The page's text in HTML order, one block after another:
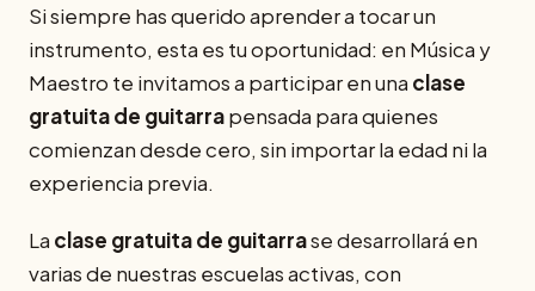
Si siempre has querido aprender a tocar un
instrumento, esta es tu oportunidad: en Música y
Maestro te invitamos a participar en una clase
gratuita de guitarrapensada para quienes
comienzan desde cero, sin importar la edad ni la
experiencia previa.
La clase gratuita de guitarrase desarrollará en
varias de nuestras escuelas activas, con